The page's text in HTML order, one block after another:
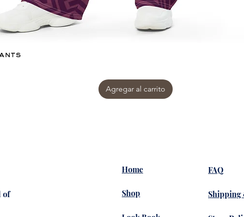
Agregar al carrito
of
Home
Shop
FAQ
Shipping